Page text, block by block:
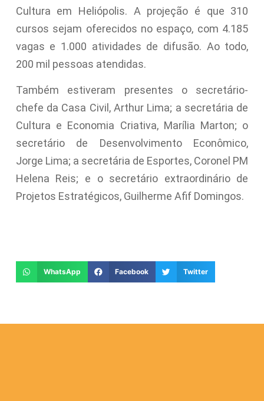
Cultura em Heliópolis. A projeção é que 310
cursos sejam oferecidos no espaço, com 4.185
vagas e 1.000 atividades de difusão. Ao todo,
200 mil pessoas atendidas.
Também estiveram presentes o secretário-
chefe da Casa Civil, Arthur Lima; a secretária de
Cultura e Economia Criativa, Marília Marton; o
secretário de Desenvolvimento Econômico,
Jorge Lima; a secretária de Esportes, Coronel PM
Helena Reis; e o secretário extraordinário de
Projetos Estratégicos, Guilherme Afif Domingos.
WhatsApp Facebook Twitter